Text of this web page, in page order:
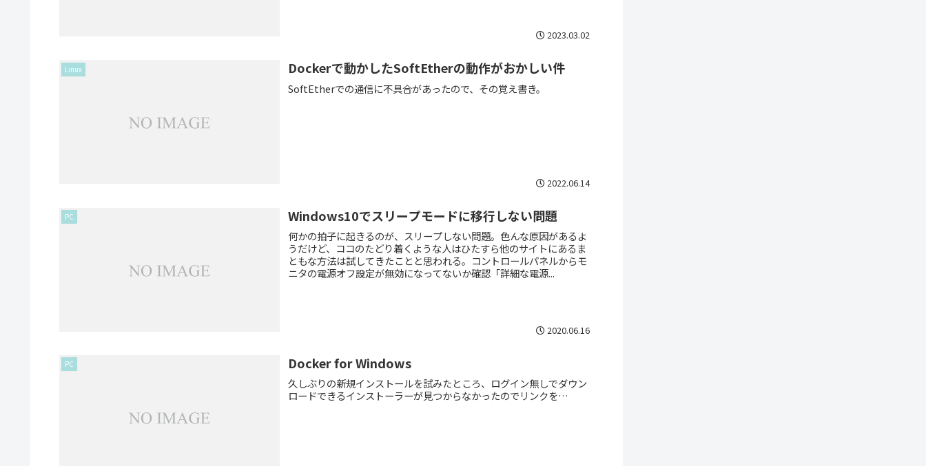
2023.03.02
Linux Dockerで動かしたSoftEtherの動作がおかしい件
SoftEtherでの通信に不具合があったので、その覚え書き。
2022.06.14
PC Windows10でスリープモードに移行しない問題
何かの拍子に起きるのが、スリープしない問題。色んな原因があるよ
うだけど、ココのたどり着くような人はひたすら他のサイトにあるま
ともな方法は試してきたことと思われる。コントロールパネルからモ
ニタの電源オフ設定が無効になってないか確認「詳細な電源...
2020.06.16
PC Docker for Windows
久しぶりの新規インストールを試みたところ、ログイン無しでダウン
ロードできるインストーラーが見つからなかったのでリンクを…